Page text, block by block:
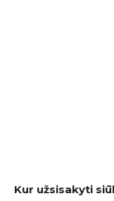
Kur užsisakyti